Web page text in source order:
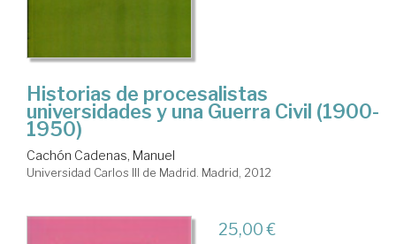
Historias de procesalistas
universidades y una Guerra Civil (1900-
1950)
Cachón Cadenas, Manuel
Universidad Carlos III de Madrid. Madrid, 2012
25,00 €